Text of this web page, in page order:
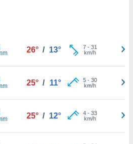
26° / 13° 7- 31
km/h
25° / 11° 5- 30
km/h
25° / 12° 4- 33
km/h